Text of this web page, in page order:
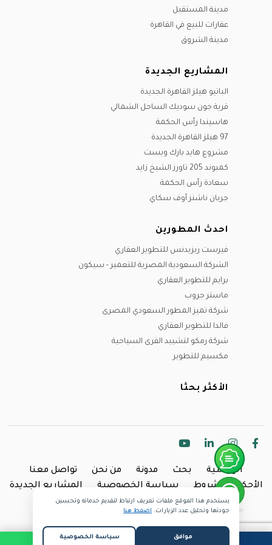
مدينة المستقبل
عقارات للبيع في القاهرة
مدينة الشروق
المشاريع الجديدة
الباتيو هيلز القاهرة الجديدة
قرية جون سوديك الساحل الشمالي
هاسيندا رأس الحكمة
97 هيلز القاهرة الجديدة
مشروع هايد بارك ويست
كمبوند 205 تاورز الشيخ زايد
سعادة رأس الحكمة
جريان ناشنز أوف سكاي
احدث المطورين
فيرست ريزيدنس للتطوير العقاري
الشركة السعودية المصرية للتعمير - سيكون
برايم للتطوير العقاري
ماستر جروب
شركة تميز المطور السعودي المصرى
فالدا للتطوير العقاري
شركة رمكو لتشييد القرى السياحية
مكسيم للتطوير
الأكثر بحثا
الرئيسية بحث مدونة من نحن
تواصل معنا
الأحكام والشروط
سياسة الخصوصية المشاريع الجديدة
Copyright @2024 Inland.
يستخدم هذا الموقع ملفات تعريف ارتباط لتقديم خدماته وتحسين
جودتها وتحليل عدد الزيارات. اضغط هنا
موافق سياسة الخصوصية